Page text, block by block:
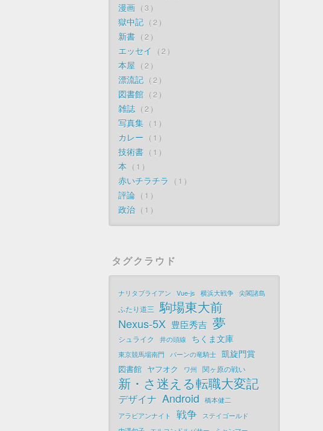
漫画 3
獄中記 2
新書 2
エッセイ 2
本屋 2
漂流記 2
図書館 2
雑誌 2
写真集 1
カレー 1
技術書 1
本 1
赤いチラチラ 1
評論 1
政治 1
タグクラウド
ナリタブライアン Vue-js 横浜大戦争 尖閣諸島
ふたり道三 駒場東大前
Nexus-5X 豊臣秀吉 夢
シュライク 井の頭線 ちくま文庫
東京競馬場南門 パーンの竜騎士 凱旋門賞
図書館 ヤフオク ワ州 関ヶ原の戦い
新・さ迷える転職大変記
デザイナ Android
橋本健二
アラビアンナイト
戦争
ステイゴールド